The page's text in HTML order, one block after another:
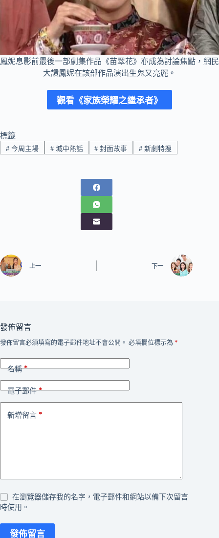
鳳妮息影前最後一部劇集作品《苗翠花》亦成為討論焦點，網民
大讚鳳妮在該部作品演出生鬼又亮麗。
觀看《家族榮耀之繼承者》
標籤
#今周主場 #城中熱話 # 封面故事 # 新劇特搜
上一 下一
發佈留言
發佈留言必須填寫的電子郵件地址不會公開。 必填欄位標示為 *
名稱*
電子郵件*
新增留言 *
在瀏覽器儲存我的名字，電子郵件和網站以備下次留言
時使用。
發佈留言